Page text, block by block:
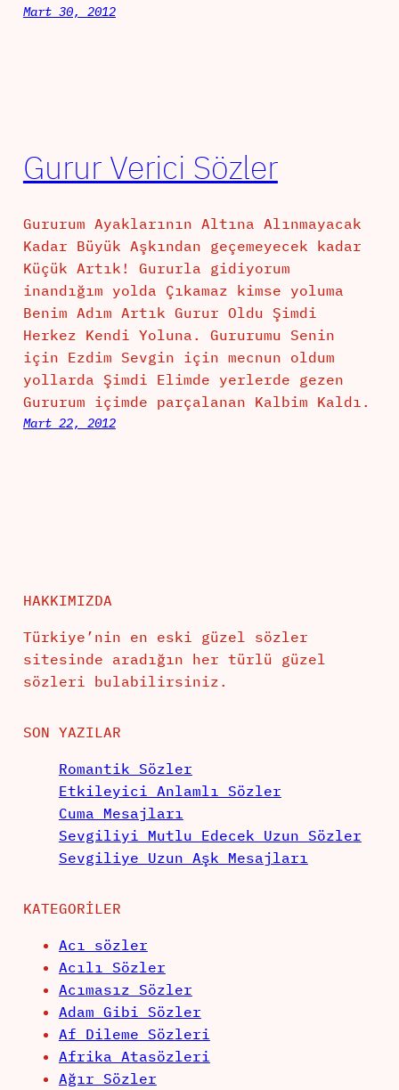
Mart 30, 2012
Gurur Verici Sözler
Gururum Ayaklarının Altına Alınmayacak
Kadar Büyük Aşkından geçemeyecek kadar
Küçük Artık! Gururla gidiyorum
inandığım yolda Çıkamaz kimse yoluma
Benim Adım Artık Gurur Oldu Şimdi
Herkez Kendi Yoluna. Gururumu Senin
için Ezdim Sevgin için mecnun oldum
yollarda Şimdi Elimde yerlerde gezen
Gururum içimde parçalanan Kalbim Kaldı.
Mart 22, 2012
HAKKIMIZDA
Türkiye’nin en eski güzel sözler
sitesinde aradığın her türlü güzel
sözleri bulabilirsiniz.
SON YAZILAR
Romantik Sözler
Etkileyici Anlamlı Sözler
Cuma Mesajları
Sevgiliyi Mutlu Edecek Uzun Sözler
Sevgiliye Uzun Aşk Mesajları
KATEGORILER
Acı sözler
Acılı Sözler
Acımasız Sözler
Adam Gibi Sözler
Af Dileme Sözleri
Afrika Atasözleri
Ağır Sözler